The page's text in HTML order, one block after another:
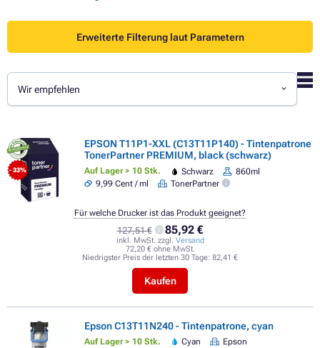
Erweiterte Filterung laut Parametern
Wir empfehlen
- 33%
EPSON T11P1-XXL (C13T11P140) - Tintenpatrone
TonerPartner PREMIUM, black (schwarz)
Auf Lager > 10 Stk. Schwarz
860ml
9,99 Cent / ml
TonerPartner
127,51 € 85,92 €
inkl. MwSt. zzgl. Versand
72,20 € ohne MwSt.
Niedrigster Preis der letzten 30 Tage: 82,41 €
Kaufen
Für welche Drucker ist das Produkt geeignet?
Epson C13T11N240 - Tintenpatrone, cyan
Auf Lager > 10 Stk. Cyan Epson